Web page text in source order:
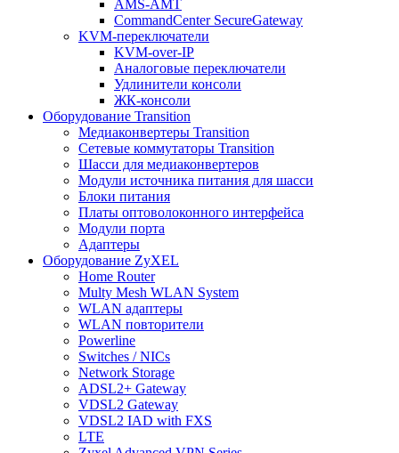
AMS-AMT
CommandCenter SecureGateway
KVM-переключатели
KVM-over-IP
Аналоговые переключатели
Удлинители консоли
ЖК-консоли
Оборудование Transition
Медиаконвертеры Transition
Сетевые коммутаторы Transition
Шасси для медиаконвертеров
Модули источника питания для шасси
Блоки питания
Платы оптоволоконного интерфейса
Модули порта
Адаптеры
Оборудование ZyXEL
Home Router
Multy Mesh WLAN System
WLAN адаптеры
WLAN повторители
Powerline
Switches / NICs
Network Storage
ADSL2+ Gateway
VDSL2 Gateway
VDSL2 IAD with FXS
LTE